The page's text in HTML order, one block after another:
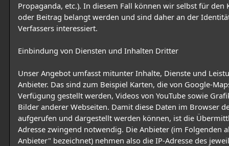
Propaganda, etc.). In diesem Fall können wir selbst für den
oder Beitrag belangt werden und sind daher an der
Verfassers interessiert.
Einbindung von Diensten und Inhalten Dritter
Unser Angebot umfasst mitunter Inhalte, Dienste und
Anbieter. Das sind zum Beispiel Karten, die von Google-
Verfügung gestellt werden, Videos von YouTube sowie
Bilder anderer Webseiten. Damit diese Daten im Browser
aufgerufen und dargestellt werden können, ist die
Adresse zwingend notwendig. Die Anbieter (im Folgenden
Anbieter" bezeichnet) nehmen also die IP-Adresse des